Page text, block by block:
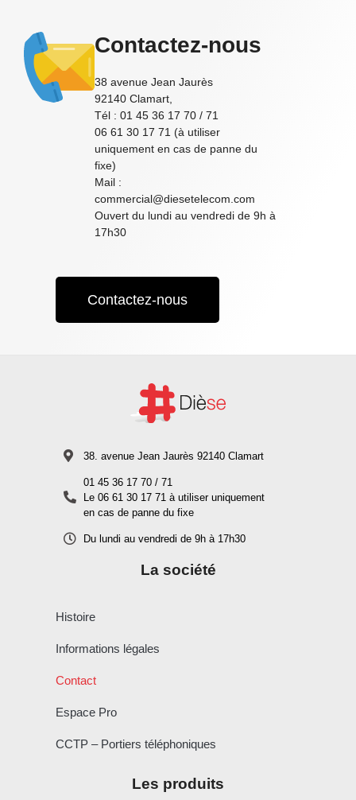
Contactez-nous
38 avenue Jean Jaurès
92140 Clamart,
Tél : 01 45 36 17 70 / 71
06 61 30 17 71 (à utiliser
uniquement en cas de panne du
fixe)
Mail :
commercial@diesetelecom.com
Ouvert du lundi au vendredi de 9h à
17h30
Contactez-nous
38. avenue Jean Jaurès 92140 Clamart
01 45 36 17 70 / 71
Le 06 61 30 17 71 à utiliser uniquement
en cas de panne du fixe
Du lundi au vendredi de 9h à 17h30
La société
Histoire
Informations légales
Contact
Espace Pro
CCTP – Portiers téléphoniques
Les produits